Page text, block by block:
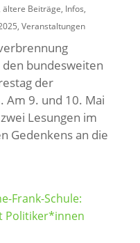
ältere Beiträge, Infos,
, Veranstaltungen
bundesweiten
der
Am 9. und 10. Mai
Lesungen im
Gedenkens an die